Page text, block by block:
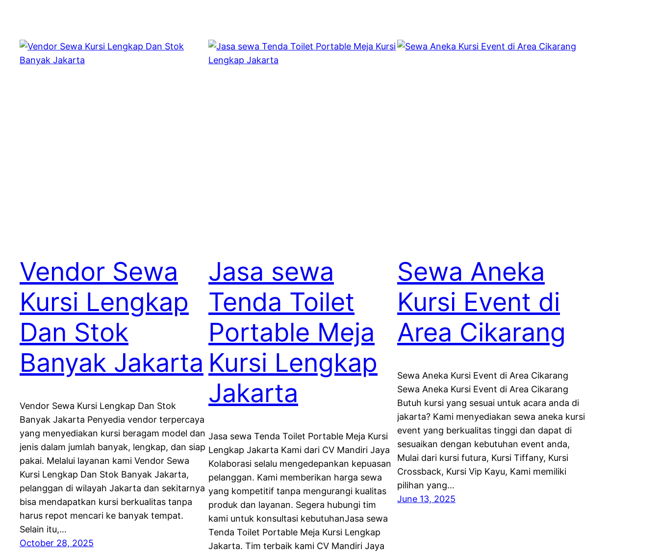
Vendor Sewa
Kursi Lengkap
Dan Stok
Banyak Jakarta
Vendor Sewa Kursi Lengkap Dan Stok
Banyak Jakarta Penyedia vendor terpercaya
yang menyediakan kursi beragam model dan
jenis dalam jumlah banyak, lengkap, dan siap
pakai. Melalui layanan kami Vendor Sewa
Kursi Lengkap Dan Stok Banyak Jakarta,
pelanggan di wilayah Jakarta dan sekitarnya
bisa mendapatkan kursi berkualitas tanpa
harus repot mencari ke banyak tempat.
Selain itu,…
October 28, 2025
Jasa sewa
Tenda Toilet
Portable Meja
Kursi Lengkap
Jakarta
Jasa sewa Tenda Toilet Portable Meja Kursi
Lengkap Jakarta Kami dari CV Mandiri Jaya
Kolaborasi selalu mengedepankan kepuasan
pelanggan. Kami memberikan harga sewa
yang kompetitif tanpa mengurangi kualitas
produk dan layanan. Segera hubungi tim
kami untuk konsultasi kebutuhanJasa sewa
Tenda Toilet Portable Meja Kursi Lengkap
Jakarta. Tim terbaik kami CV Mandiri Jaya
Sewa Aneka
Kursi Event di
Area Cikarang
Sewa Aneka Kursi Event di Area Cikarang
Sewa Aneka Kursi Event di Area Cikarang
Butuh kursi yang sesuai untuk acara anda di
jakarta? Kami menyediakan sewa aneka kursi
event yang berkualitas tinggi dan dapat di
sesuaikan dengan kebutuhan event anda,
Mulai dari kursi futura, Kursi Tiffany, Kursi
Crossback, Kursi Vip Kayu, Kami memiliki
pilihan yang…
June 13, 2025